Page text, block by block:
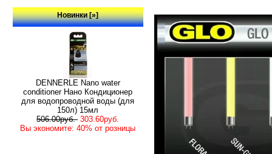
Новинки [»]
DENNERLE Nano water
conditioner Нано Кондиционер
для водопроводной воды (для
150л) 15мл
506.00руб. 303.60руб.
Вы экономите: 40% от розницы